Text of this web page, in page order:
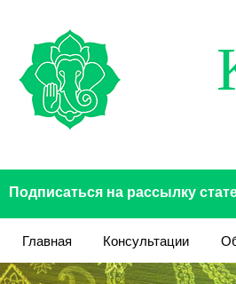
Подписаться на рассылку
Главная Консультации